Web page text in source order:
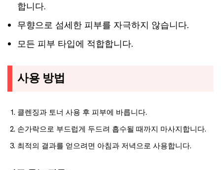
합니다.
무향으로 섬세한 피부를 자극하지 않습니다.
모든 피부 타입에 적합합니다.
사용 방법
클렌징과 토너 사용 후 피부에 바릅니다.
손가락으로 부드럽게 두드려 흡수될 때까지 마사지합니다.
최적의 결과를 얻으려면 아침과 저녁으로 사용합니다.